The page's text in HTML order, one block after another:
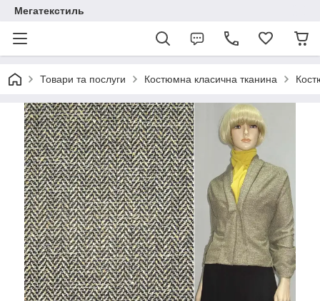
Мегатекстиль
Товари та послуги Костюмна класична тканина